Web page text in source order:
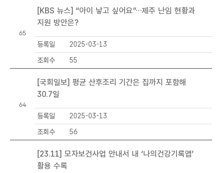
65
[KBS 뉴스] “아이 낳고 싶어요”…제주 난임 현황과
지원 방안은?
등록일
2025-03-13
조회수
55
64
[국회일보] 평균 산후조리 기간은 집까지 포함해
30.7일
등록일
2025-03-13
조회수
56
[23.11] 모자보건사업 안내서 내 ‘나의건강기록앱’
활용 수록